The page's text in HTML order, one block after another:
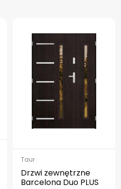
Taur
Drzwi zewnętrzne
Barcelona Duo PLUS